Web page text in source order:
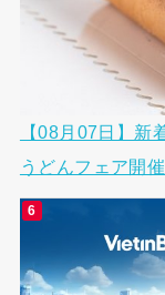
【08月07日】新
うどんフェア開